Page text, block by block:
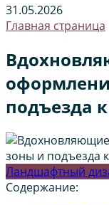
31.05.2026
Главная страница
подъезда
Ландшафтный
Содержание: